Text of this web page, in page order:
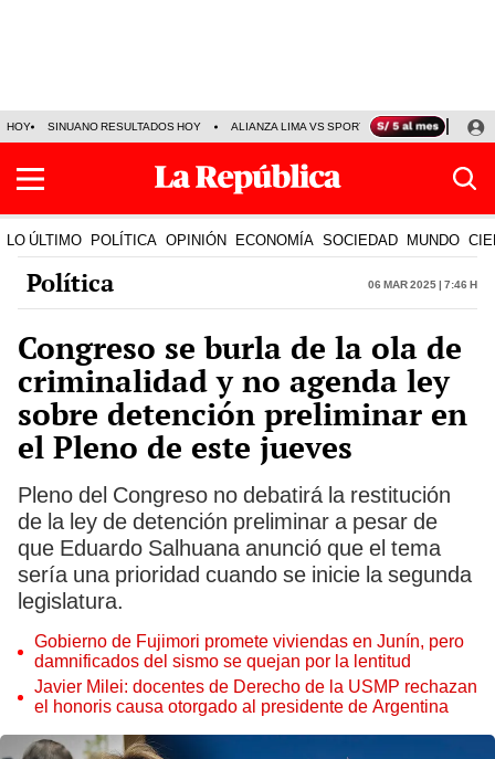
HOY SINUANO RESULTADOS HOY ALIANZA LIMA VS SPORT BOYS JORGE
LO ÚLTIMO POLÍTICA OPINIÓN ECONOMÍA SOCIEDAD MUNDO
Política 06 Mar 2025 | 7:46 h
Congreso se burla de la ola de
criminalidad y no agenda ley
sobre detención preliminar en
el Pleno de este jueves
Pleno del Congreso no debatirá la restitución
de la ley de detención preliminar a pesar de
que Eduardo Salhuana anunció que el tema
sería una prioridad cuando se inicie la segunda
legislatura.
Gobierno de Fujimori promete viviendas en Junín, pero
damnificados del sismo se quejan por la lentitud
Javier Milei: docentes de Derecho de la USMP rechazan
el honoris causa otorgado al presidente de Argentina